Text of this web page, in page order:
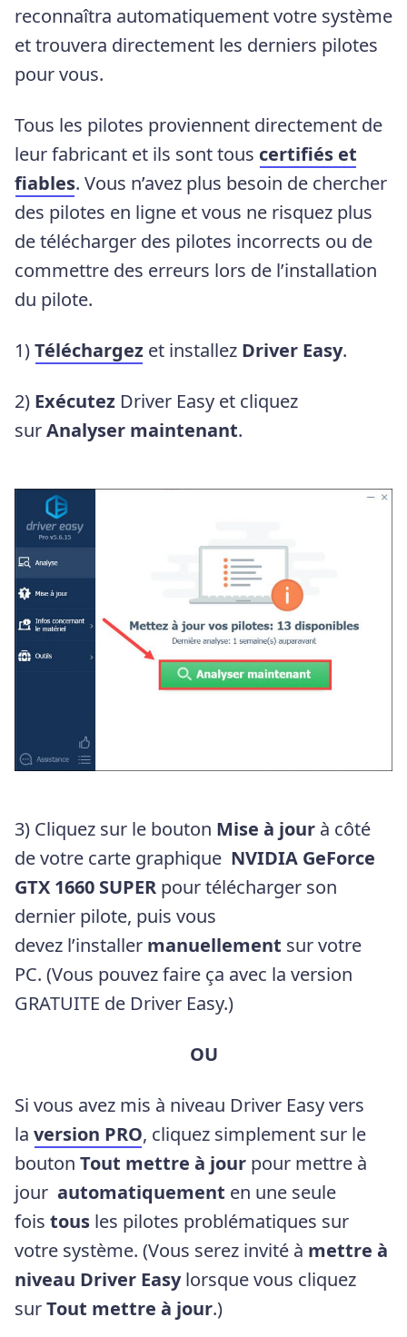
reconnaîtra automatiquement votre système
et trouvera directement les derniers pilotes
pour vous.
Tous les pilotes proviennent directement de
leur fabricant et ils sont tous certifiés et
fiables. Vous n’avez plus besoin de chercher
des pilotes en ligne et vous ne risquez plus
de télécharger des pilotes incorrects ou de
commettre des erreurs lors de l’installation
du pilote.
1)Téléchargez et installez Driver Easy.
2) Exécutez Driver Easy et cliquez
surAnalyser maintenant.
3) Cliquez sur le bouton Mise à jour à côté
de votre carte graphique NVIDIA GeForce
GTX 1660 SUPER pour télécharger son
dernier pilote, puis vous
devez l’installer manuellement sur votre
PC. (Vous pouvez faire ça avec la version
GRATUITE de Driver Easy.)
OU
Si vous avez mis à niveau Driver Easy vers
la version PRO, cliquez simplement sur le
bouton Tout mettre à jour pour mettre à
jour automatiquement en une seule
fois tous les pilotes problématiques sur
votre système. (Vous serez invité à mettre à
niveau Driver Easylorsque vous cliquez
surTout mettre à jour.)